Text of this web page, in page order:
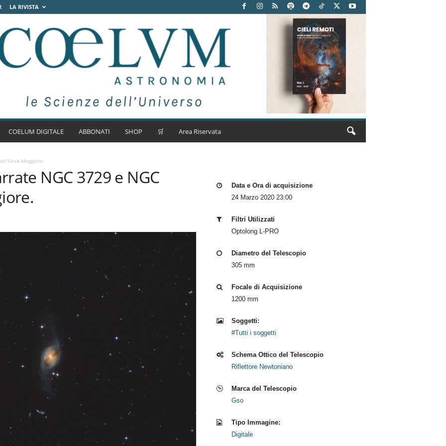
LA RIVISTA
COELUM DIGITALE ABBONATI SHOP 🛒 Area Riservata
Maggiore.
NGC 3729 e NGC
Data e Ora di acquisizione
24 Marzo 2020 23:00
Filtri Utilizzati
Optolong L-PRO
Diametro del Telescopio
305 mm
Focale di Acquisizione
1200 mm
Soggetti:
#Tutti i soggetti
Schema Ottico del Telescopio
Riflettore Newtoniano
Marca del Telescopio
Gso
Tipo Immagine:
Digitale